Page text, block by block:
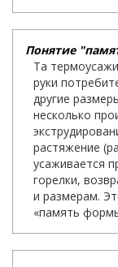
Понятие
Та
руки
другие
несколько
растяжение
усаживается
горелки,
и размерам.
«память